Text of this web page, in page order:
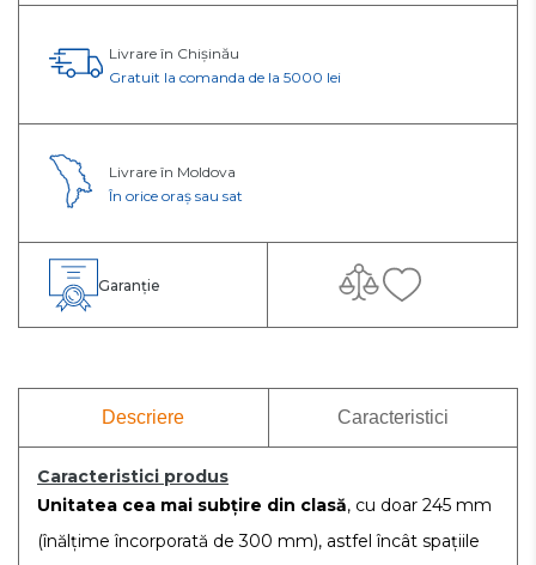
Livrare în Chișinău
Gratuit la comanda de la 5000 lei
Livrare în Moldova
În orice oraș sau sat
Garanție
Descriere Caracteristici
Caracteristici produs
Unitatea cea mai subțire din clasă, cu doar 245 mm
(înălțime încorporată de 300 mm), astfel încât spațiile